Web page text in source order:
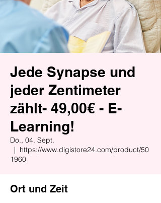
Jede Synapse und
jeder Zentimeter
zählt- 49,00€ - E-
Learning!
Do., 04. Sept.
  |
https://www.digistore24.com/product/50
1960
Ort und Zeit